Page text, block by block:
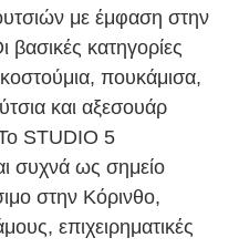
με έμφαση στην
βασικές κατηγορίες
πουκάμισα,
και αξεσουάρ
STUDIO 5
συχνά ως σημείο
στην Κόρινθο,
επιχειρηματικές